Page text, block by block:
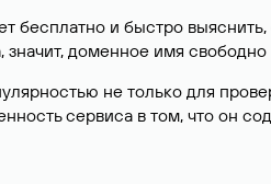
бесплатно и быстро
значит, доменное имя
не только для
сервиса в том, что он